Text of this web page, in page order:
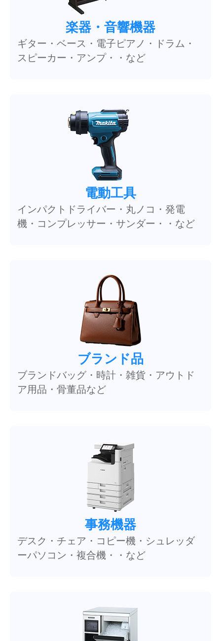
楽器・音響機器
ギター・ベース・電子ピアノ・ドラム・
スピーカー・アンプ・・など
電動工具
インパクトドライバー・丸ノコ・発電
機・コンプレッサー・サンダー・・など
ブランド品
ブランドバッグ・時計・雑貨・アウトド
ア用品・骨董品など
事務機器
デスク・チェア・コピー機・シュレッダ
ーパソコン・複合機・・など